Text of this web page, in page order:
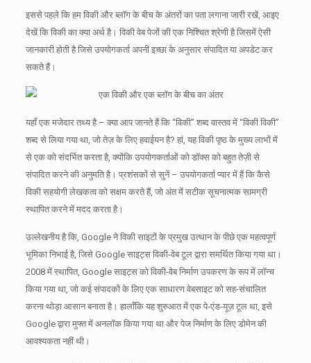
इससे पहले कि हम विकी और ब्लॉग के बीच के अंतरों का पता लगाना जारी रखें, आइए
देखें कि विकी का क्या अर्थ है। विकी वेब पेजों की एक निश्चित श्रेणी है जिसमें ऐसी
जानकारी होती है जिसे उपयोगकर्ता अपनी इच्छा के अनुसार संपादित या अपडेट कर
सकते हैं।
यहाँ एक मजेदार तथ्य है – क्या आप जानते हैं कि “विकी” शब्द वास्तव में “विकी विकी”
शब्द से लिया गया था, जो तेज़ के लिए हवाईयन है? हां, यह विकी पृष्ठ के मुख्य लाभों में
से एक को संदर्भित करता है, क्योंकि उपयोगकर्ताओं को डॉक्स को बहुत तेज़ी से
संपादित करने की अनुमति है। प्रशंसकों से सुनें – उपयोगकर्ता प्यार में हैं कि कैसे
विकी सहयोगी लेखकत्व को सक्षम करते हैं, जो अंत में सटीक सूचनात्मक सामग्री
स्थापित करने में मदद करता है।
उल्लेखनीय है कि, Google ने विकी साइटों के प्रमुख उत्थान के पीछे एक महत्वपूर्ण
भूमिका निभाई है, जिसे Google साइट्स विकी-वेब टूल द्वारा समर्थित किया गया था।
2008 में स्थापित, Google साइट्स को विकी-वेब निर्माण उपकरण के रूप में लॉन्च
किया गया था, जो कई संपादकों के लिए एक साधारण वेबसाइट को सह-संचालित
करना थोड़ा आसान बनाता है। हालाँकि यह शुरुआत में एक पे-एंड-यूज़ टूल था, इसे
Google द्वारा मुफ्त में अनलॉक किया गया था और पेज निर्माण के लिए डोमेन की
आवश्यकता नहीं थी।